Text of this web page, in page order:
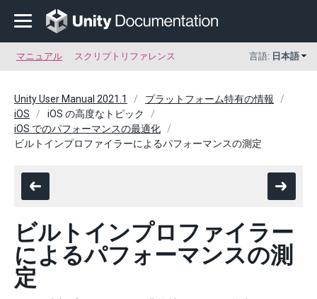
マニュアル スクリプトリファレンス 言語: 日本語
Unity User Manual 2021.1
プラットフォーム特有の情報
iOS
iOS の高度なトピック
iOS でのパフォーマンスの最適化
ビルトインプロファイラーによるパフォーマンスの測定
ビルトインプロファイラー
によるパフォーマンスの測
定